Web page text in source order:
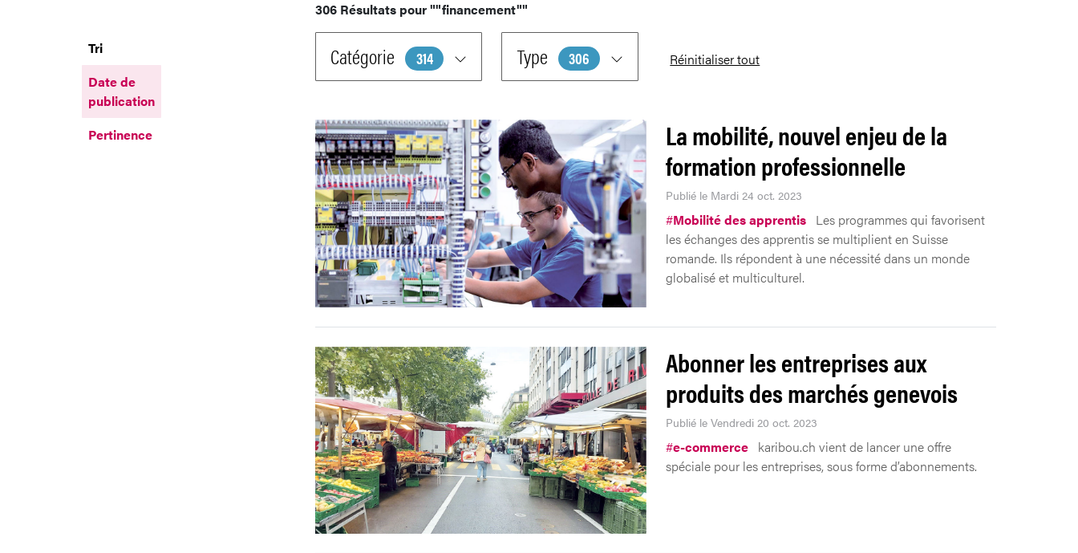
306 Résultats pour""financement""
Tri
Date de
publication
Pertinence
Catégorie 314 Type 306 Réinitialiser tout
La mobilité, nouvel enjeu de la
formation professionnelle
Publié le Mardi 24 oct. 2023
#Mobilité des apprentis Les programmes qui favorisent
les échanges des apprentis se multiplient en Suisse
romande. Ils répondent à une nécessité dans un monde
globalisé et multiculturel.
Abonner les entreprises aux
produits des marchés genevois
Publié le Vendredi 20 oct. 2023
#e-commerce karibou.ch vient de lancer une offre
spéciale pour les entreprises, sous forme d’abonnements.